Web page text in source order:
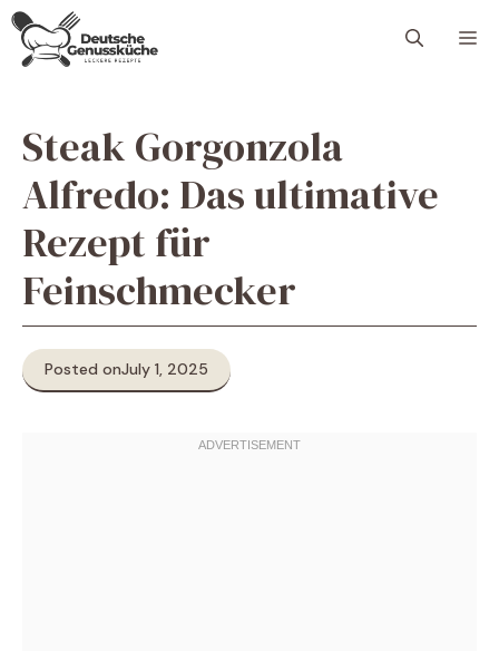
Skip
content
Steak Gorgonzola
Alfredo: Das ultimative
Rezept für
Feinschmecker
Posted onJuly 1, 2025